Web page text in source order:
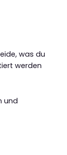
was du
werden
und